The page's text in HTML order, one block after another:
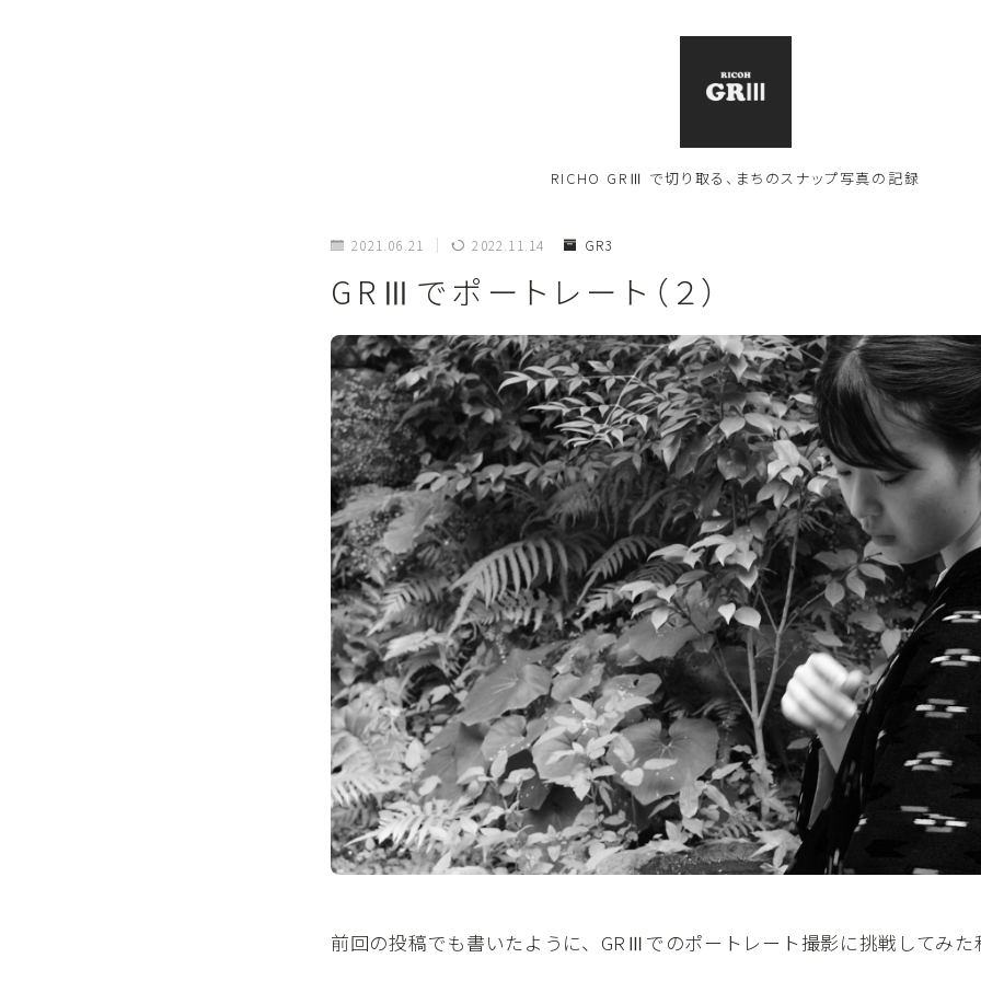
RICHO GRⅢ で切り取る、まちのスナップ写真の記録
2021.06.21 2022.11.14 GR3
GRⅢでポートレート（２）
前回の投稿でも書いたように、GRⅢでのポートレート撮影に挑戦してみた